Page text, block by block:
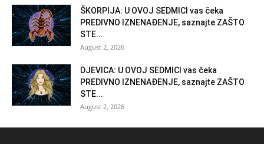
ŠKORPIJA: U OVOJ SEDMICI vas čeka
PREDIVNO IZNENAĐENJE, saznajte ZAŠTO
STE...
August 2, 2026
DJEVICA: U OVOJ SEDMICI vas čeka
PREDIVNO IZNENAĐENJE, saznajte ZAŠTO
STE...
August 2, 2026